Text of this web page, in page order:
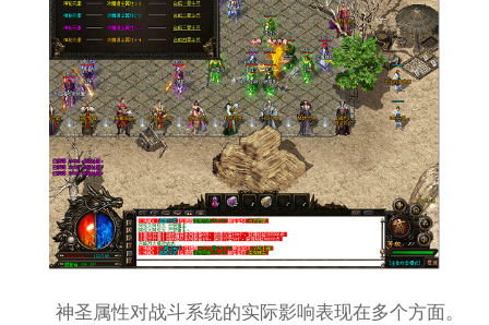
神圣属性对战斗系统的实际影响表现在多个方面。